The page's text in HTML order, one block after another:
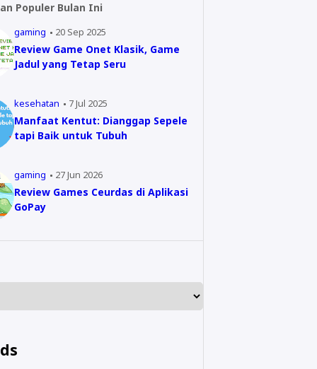
Populer Bulan Ini
gaming 20 Sep 2025
Review Game Onet Klasik, Game
Jadul yang Tetap Seru
kesehatan 7 Jul 2025
Manfaat Kentut: Dianggap Sepele
tapi Baik untuk Tubuh
gaming 27 Jun 2026
Review Games Ceurdas di Aplikasi
GoPay